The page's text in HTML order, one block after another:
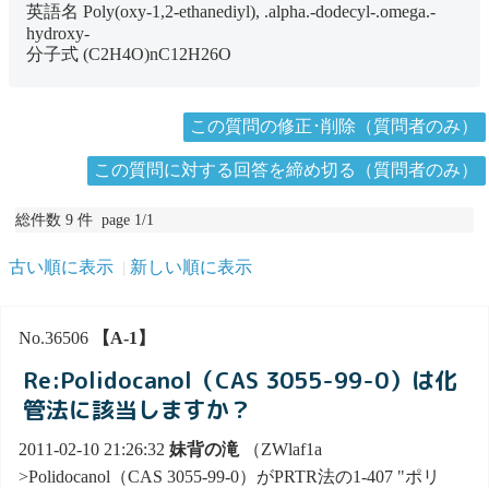
英語名 Poly(oxy-1,2-ethanediyl), .alpha.-dodecyl-.omega.-
hydroxy-
分子式 (C2H4O)nC12H26O
この質問の修正･削除（質問者のみ）
この質問に対する回答を締め切る（質問者のみ）
総件数 9 件 page 1/1
古い順に表示 新しい順に表示
No.36506 【A-1】
Re:Polidocanol（CAS 3055-99-0）は化
管法に該当しますか？
2011-02-10 21:26:32 妹背の滝 （ZWlaf1a
>Polidocanol（CAS 3055-99-0）がPRTR法の1-407 "ポリ